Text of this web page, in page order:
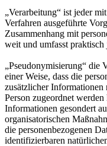
„Verarbeitung“ ist jeder
Verfahren ausgeführte
Zusammenhang mit
weit und umfasst
„Pseudonymisierung“ die
einer Weise, dass die
zusätzlicher Informationen
Person zugeordnet
Informationen gesondert
organisatorischen
die personenbezogenen
identifizierbaren